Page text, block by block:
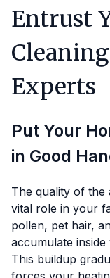
Entrust
Experts
Put Your
in Good
The quality of the
vital role in your
pollen, pet hair,
accumulate
This buildup